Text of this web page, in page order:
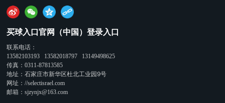
买球入口官网（中国）登录入口
联系电话：
13582103193 13582018797 13149498625
传真：0311-87813585
地址：石家庄市新华区杜北工业园9号
网址：//selectisrael.com
邮箱：sjzynjx@163.com